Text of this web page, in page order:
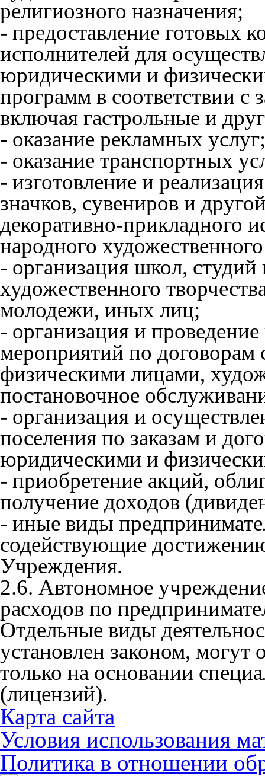
религиозного назначения;
- предоставление готовых
исполнителей для
юридическими и
программ в соответствии
включая гастрольные и
- оказание рекламных услуг;
- оказание транспортных
- изготовление и
значков, сувениров и
декоративно-прикладного
народного
- организация школ, студий
художественного
молодежи, иных лиц;
- организация и
мероприятий по
физическими лицами,
постановочное
- организация и
поселения по заказам и
юридическими и
- приобретение акций,
получение доходов
- иные виды
содействующие
Учреждения.
2.6. Автономное
расходов по
Отдельные виды
установлен законом,
только на основании
(лицензий).
Карта сайта
Условия использования
Политика в отношении